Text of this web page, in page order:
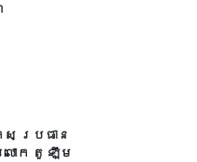
ស ប្រធាន
លោក តូ ឡឹម